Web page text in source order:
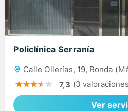
Policlínica Serranía
Calle Ollerías, 19, Ronda
7,3 (3
Ver